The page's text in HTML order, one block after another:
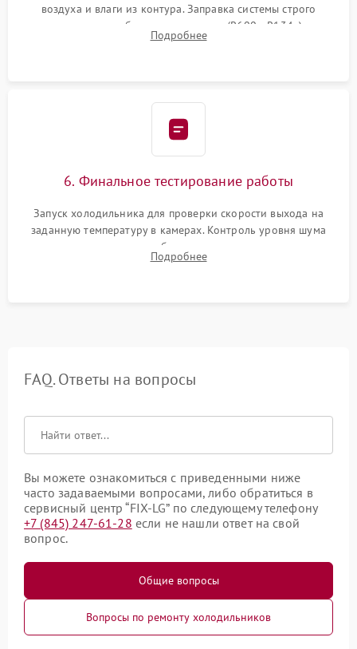
воздуха и влаги из контура. Заправка системы строго
дозированным объемом хладагента (R600a, R134a) по
электронным весам. Контроль рабочего давления в системе.
Подробнее
6. Финальное тестирование работы
Запуск холодильника для проверки скорости выхода на
заданную температуру в камерах. Контроль уровня шума
компрессора, отсутствия обмерзания стенок и корректного
срабатывания системы автоматической оттайки.
Подробнее
FAQ. Ответы на вопросы
Вы можете ознакомиться с приведенными ниже
часто задаваемыми вопросами, либо обратиться в
сервисный центр “FIX-LG” по следующему телефону
+7 (845) 247-61-28 если не нашли ответ на свой
вопрос.
Общие вопросы
Вопросы по ремонту холодильников